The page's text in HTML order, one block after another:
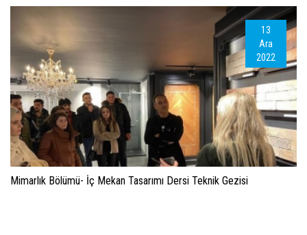
13
Ara
2022
Mimarlık Bölümü- İç Mekan Tasarımı Dersi Teknik Gezisi